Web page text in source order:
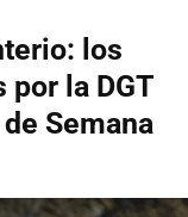
los
la DGT
Semana